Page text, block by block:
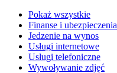
Pokaż wszystkie
Finanse i ubezpieczenia
Jedzenie na wynos
Usługi internetowe
Usługi telefoniczne
Wywoływanie zdjęć